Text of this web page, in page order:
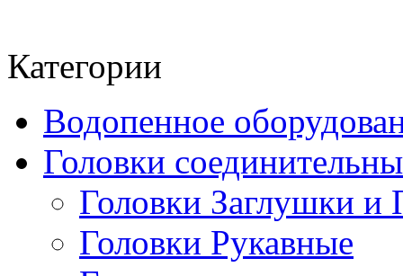
Категории
Водопенное
Головки
Головки Заглушки и
Головки Рукавные